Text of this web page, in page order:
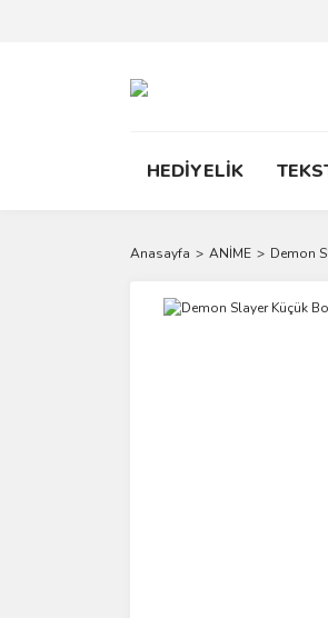
HEDİYELİK
Anasayfa ANİME Demon